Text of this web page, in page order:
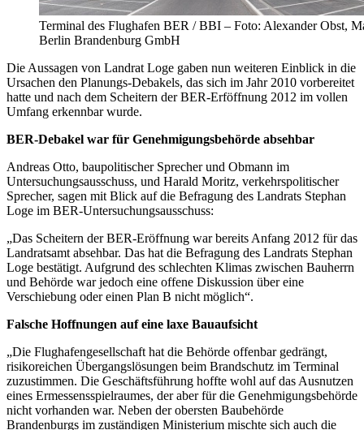
Terminal des Flughafen BER / BBI – Foto: Alexander Obst,
Berlin Brandenburg GmbH
Die Aussagen von Landrat Loge gaben nun weiteren Einblick in die
Ursachen den Planungs-Debakels, das sich im Jahr 2010 vorbereitet
hatte und nach dem Scheitern der BER-Erföffnung 2012 im vollen
Umfang erkennbar wurde.
BER-Debakel war für Genehmigungsbehörde absehbar
Andreas Otto, baupolitischer Sprecher und Obmann im
Untersuchungsausschuss, und Harald Moritz, verkehrspolitischer
Sprecher, sagen mit Blick auf die Befragung des Landrats Stephan
Loge im BER-Untersuchungsausschuss:
„Das Scheitern der BER-Eröffnung war bereits Anfang 2012 für das
Landratsamt absehbar. Das hat die Befragung des Landrats Stephan
Loge bestätigt. Aufgrund des schlechten Klimas zwischen Bauherrn
und Behörde war jedoch eine offene Diskussion über eine
Verschiebung oder einen Plan B nicht möglich“.
Falsche Hoffnungen auf eine laxe Bauaufsicht
„Die Flughafengesellschaft hat die Behörde offenbar gedrängt,
risikoreichen Übergangslösungen beim Brandschutz im Terminal
zuzustimmen. Die Geschäftsführung hoffte wohl auf das Ausnutzen
eines Ermessensspielraumes, der aber für die Genehmigungsbehörde
nicht vorhanden war. Neben der obersten Baubehörde
Brandenburgs im zuständigen Ministerium mischte sich auch die